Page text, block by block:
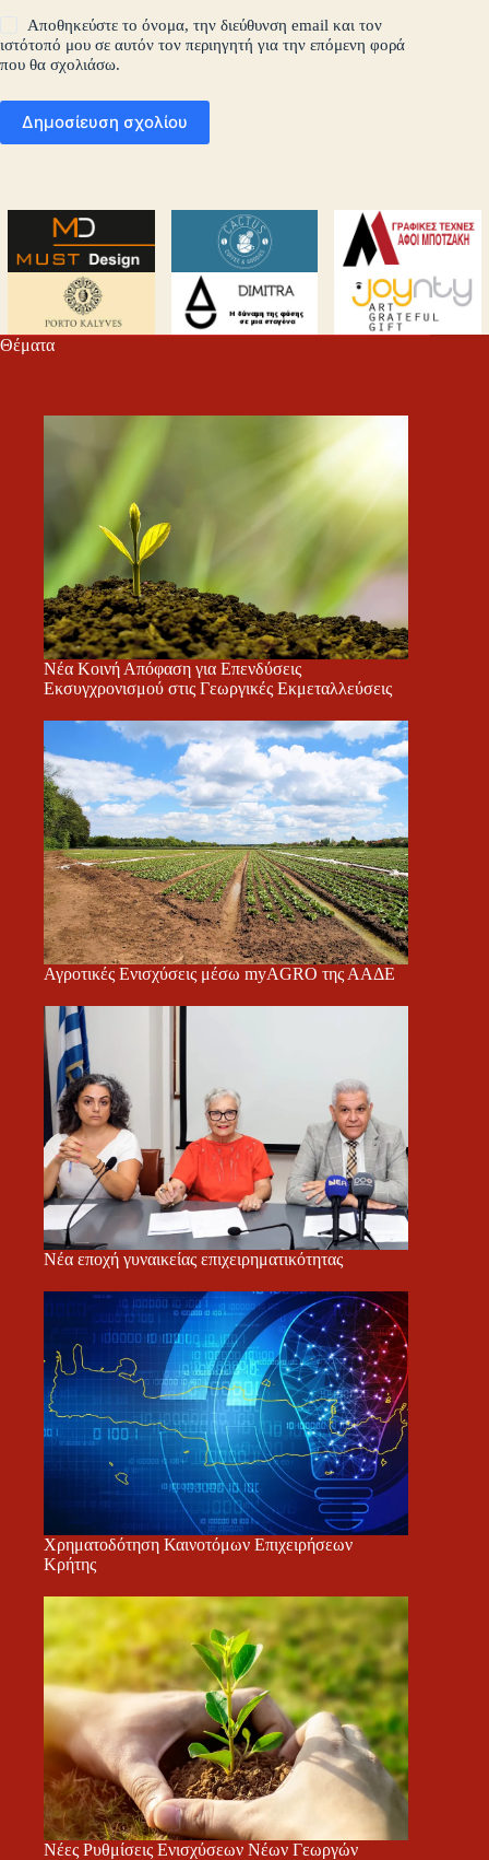
Αποθηκεύστε το όνομα, την διεύθυνση email και τον
ιστότοπό μου σε αυτόν τον περιηγητή για την επόμενη φορά
που θα σχολιάσω.
Δημοσίευση σχολίου
Θέματα
Νέα Κοινή Απόφαση για Επενδύσεις
Εκσυγχρονισμού στις Γεωργικές Εκμεταλλεύσεις
Αγροτικές Ενισχύσεις μέσω myAGRO της ΑΑΔΕ
Νέα εποχή γυναικείας επιχειρηματικότητας
Χρηματοδότηση Καινοτόμων Επιχειρήσεων
Κρήτης
Νέες Ρυθμίσεις Ενισχύσεων Νέων Γεωργών